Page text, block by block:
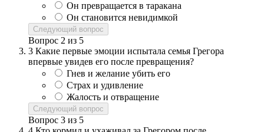
Он превращается в таракана
Он становится невидимкой
Следующий вопрос
Вопрос 2 из 5
3 Какие первые эмоции испытала семья Грегора
впервые увидев его после превращения?
Гнев и желание убить его
Страх и удивление
Жалость и отвращение
Следующий вопрос
Вопрос 3 из 5